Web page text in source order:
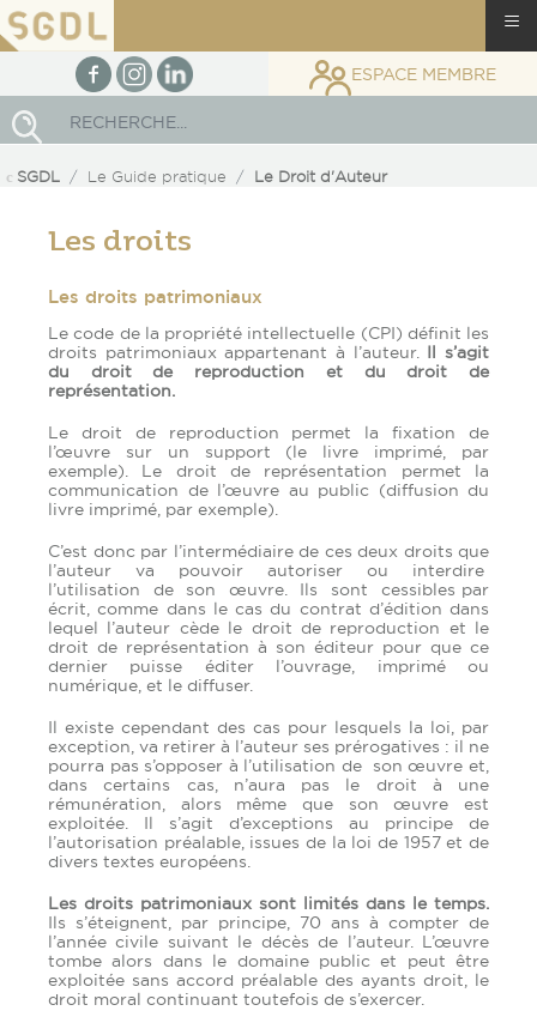
facebookInstagram
linkedin ESPACE MEMBRE
SGDL Le Guide pratique Le Droit d'Auteur
Les droits
Les droits patrimoniaux
Le code de la propriété intellectuelle (CPI) définit les
droits patrimoniaux appartenant à l’auteur. Il s’agit
du droit de reproduction et du droit de
représentation.
Le droit de reproduction permet la fixation de
l’œuvre sur un support (le livre imprimé, par
exemple). Le droit de représentation permet la
communication de l’œuvre au public (diffusion du
livre imprimé, par exemple).
C’est donc par l’intermédiaire de ces deux droits que
l’auteur va pouvoir autoriser ou interdire
l’utilisation de son œuvre. Ils sont cessibles par
écrit, comme dans le cas du contrat d’édition dans
lequel l’auteur cède le droit de reproduction et le
droit de représentation à son éditeur pour que ce
dernier puisse éditer l’ouvrage, imprimé ou
numérique, et le diffuser.
Il existe cependant des cas pour lesquels la loi, par
exception, va retirer à l’auteur ses prérogatives : il ne
pourra pas s’opposer à l’utilisation de son œuvre et,
dans certains cas, n’aura pas le droit à une
rémunération, alors même que son œuvre est
exploitée. Il s’agit d’exceptions au principe de
l’autorisation préalable, issues de la loi de 1957 et de
divers textes européens.
Les droits patrimoniaux sont limités dans le temps.
Ils s’éteignent, par principe, 70 ans à compter de
l’année civile suivant le décès de l’auteur. L’œuvre
tombe alors dans le domaine public et peut être
exploitée sans accord préalable des ayants droit, le
droit moral continuant toutefois de s’exercer.
≡